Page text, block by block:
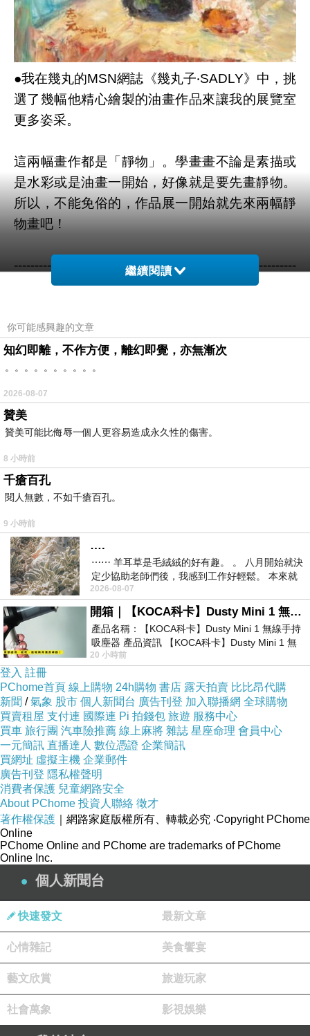
●我在幾丸的MSN網誌《幾丸子‧SADLY》中，挑
選了幾幅他精心繪製的油畫作品來讓我的展覽室
更多姿采。
這兩幅畫作都是「靜物」。學畫畫不論是素描或
是水彩或是油畫一開始，好像就是要先畫靜物。
所以，不能免俗的，作品展一開始就先來兩幅靜
物畫吧！
--------------------------------------------------------------------
-----------------------
等著我告死你吧~)
上一篇：幾丸的油畫
下一篇：【幾丸的油畫作品展】採金針
繼續閱讀
你可能感興趣的文章
知幻即離，不作方便，離幻即覺，亦無漸次
。。。。。。。。。。
2026-08-07
贊美
贊美可能比侮辱一個人更容易造成永久性的傷害。
8 小時前
千瘡百孔
閱人無數，不如千瘡百孔。
9 小時前
….
⋯⋯ 羊耳草是毛絨絨的好有趣。 。 八月開始就決
定少協助老師們後，我感到工作好輕鬆。 本來就
不是我的工作啊。 真
2026-08-07
開箱｜【KOCA科卡】Dusty Mini 1 無線手持吸塵器
產品名稱：【KOCA科卡】Dusty Mini 1 無線手持
吸塵器 產品資訊 【KOCA科卡】Dusty Mini 1 無
線手持吸塵器評語： 能吸、能吹兼具兩
20 小時前
登入 註冊
PChome首頁 線上購物 24h購物 書店 露天拍賣 比比昂代購
新聞 /氣象 股市 個人新聞台 廣告刊登 加入聯播網 全球購物
買賣租屋 支付連 國際連 Pi 拍錢包 旅遊 服務中心
買車 旅行團 汽車險推薦 線上麻將 雜誌 星座命理 會員中心
一元簡訊 直播達人 數位憑證 企業簡訊
買網址 虛擬主機 企業郵件
廣告刊登 隱私權聲明
消費者保護 兒童網路安全
About PChome 投資人聯絡 徵才
著作權保護 ｜網路家庭版權所有、轉載必究 ‧Copyright PChome
Online
PChome Online and PChome are trademarks of PChome
Online Inc.
個人新聞台
快速發文 最新文章
心情雜記 美食饗宴
藝文欣賞 旅遊玩家
社會萬象 影視娛樂